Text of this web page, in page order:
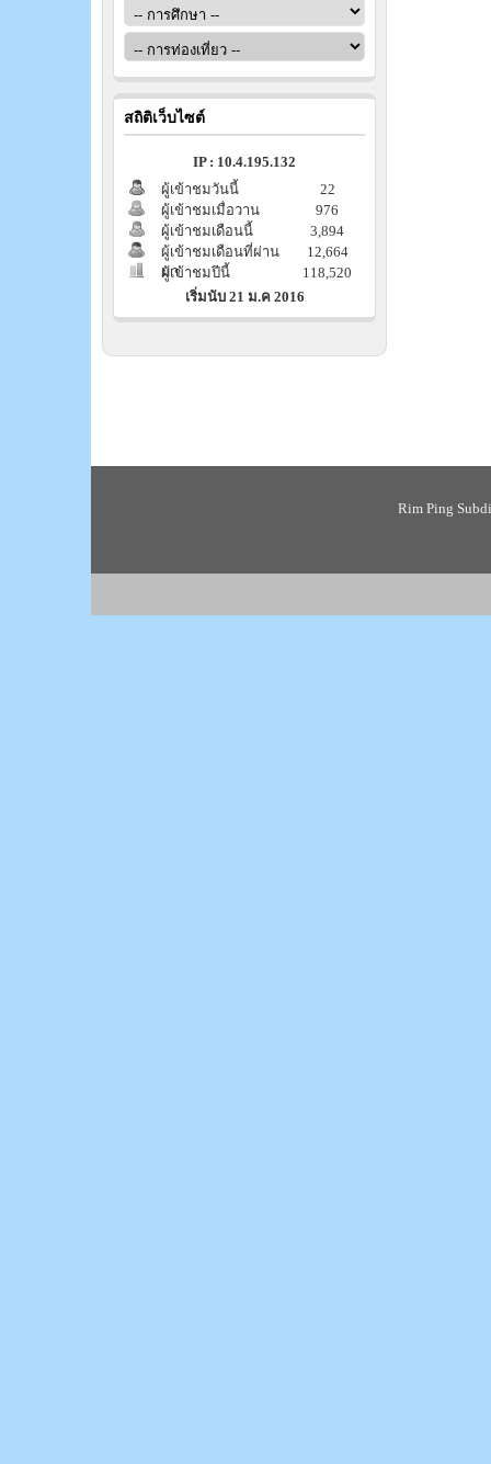
สถิติเว็บไซต์
IP : 10.4.195.132
ผู้เข้าชมวันนี้
22
ผู้เข้าชมเมื่อวาน
976
ผู้เข้าชมเดือนนี้
3,894
ผู้เข้าชมเดือนที่ผ่าน
มา
12,664
ผู้เข้าชมปีนี้
118,520
เริ่มนับ 21 ม.ค 2016
Rim Ping